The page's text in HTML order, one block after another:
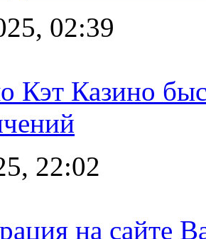
02:39
Кэт Казино
22:02
на сайте